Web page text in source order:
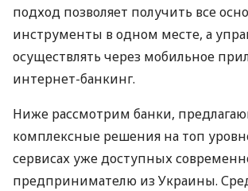
подход позволяет получить все
инструменты в одном месте, а
осуществлять через мобильное
интернет-банкинг.
Ниже рассмотрим банки,
комплексные решения на топ
сервисах уже доступных
предпринимателю из Украины.